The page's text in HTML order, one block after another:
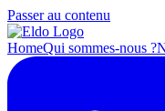
Passer au contenu
HomeQui sommes-nous ?